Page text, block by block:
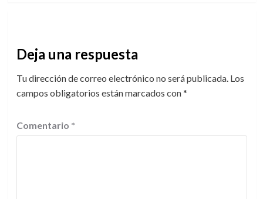
Deja una respuesta
Tu dirección de correo electrónico no será publicada. Los
campos obligatorios están marcados con*
Comentario *